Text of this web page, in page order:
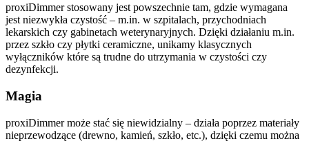
proxiDimmer stosowany jest powszechnie tam, gdzie wymagana
jest niezwykła czystość – m.in. w szpitalach, przychodniach
lekarskich czy gabinetach weterynaryjnych. Dzięki działaniu m.in.
przez szkło czy płytki ceramiczne, unikamy klasycznych
wyłączników które są trudne do utrzymania w czystości czy
dezynfekcji.
Magia
proxiDimmer może stać się niewidzialny – działa poprzez materiały
nieprzewodzące (drewno, kamień, szkło, etc.), dzięki czemu można